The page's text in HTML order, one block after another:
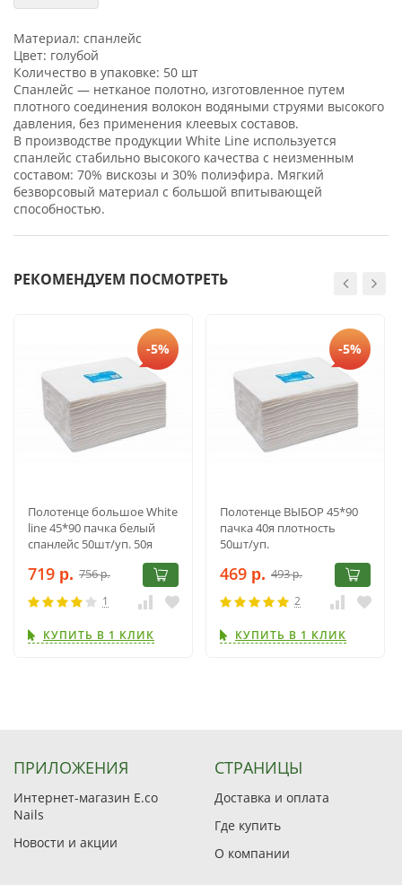
Материал: спанлейс
Цвет: голубой
Количество в упаковке: 50 шт
Спанлейс — нетканое полотно, изготовленное путем
плотного соединения волокон водяными струями высокого
давления, без применения клеевых составов.
В производстве продукции White Line используется
спанлейс стабильно высокого качества с неизменным
составом: 70% вискозы и 30% полиэфира. Мягкий
безворсовый материал с большой впитывающей
способностью.
РЕКОМЕНДУЕМ ПОСМОТРЕТЬ
-5%
Полотенце большое White
line 45*90 пачка белый
спанлейс 50шт/уп. 50я
719 р. 756р.
1
КУПИТЬ В 1 КЛИК
-5%
Полотенце ВЫБОР 45*90
пачка 40я плотность
50шт/уп.
469 р. 493р.
2
КУПИТЬ В 1 КЛИК
ПРИЛОЖЕНИЯ
Интернет-магазин E.co
Nails
Новости и акции
СТРАНИЦЫ
Доставка и оплата
Где купить
О компании